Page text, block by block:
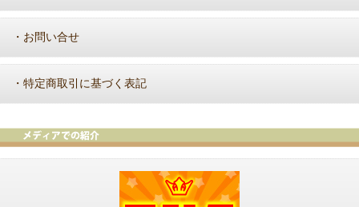
・ お問い合せ
・ 特定商取引に基づく表記